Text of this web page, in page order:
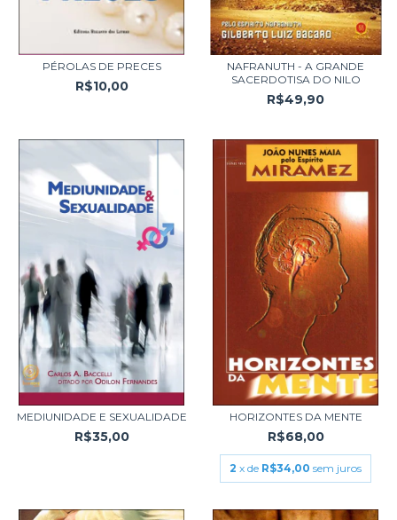
PÉROLAS DE PRECES
R$10,00
NAFRANUTH - A GRANDE
SACERDOTISA DO NILO
R$49,90
MEDIUNIDADE E SEXUALIDADE
R$35,00
HORIZONTES DA MENTE
R$68,00
2 x de R$34,00 sem juros